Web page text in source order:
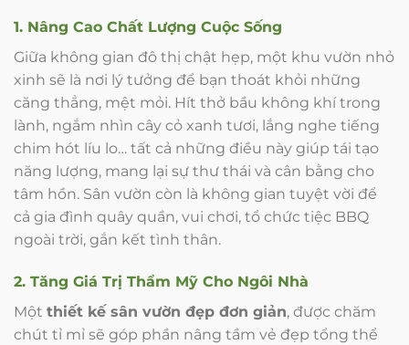
1. Nâng Cao Chất Lượng Cuộc Sống
Giữa không gian đô thị chật hẹp, một khu vườn nhỏ
xinh sẽ là nơi lý tưởng để bạn thoát khỏi những
căng thẳng, mệt mỏi. Hít thở bầu không khí trong
lành, ngắm nhìn cây cỏ xanh tươi, lắng nghe tiếng
chim hót líu lo… tất cả những điều này giúp tái tạo
năng lượng, mang lại sự thư thái và cân bằng cho
tâm hồn. Sân vườn còn là không gian tuyệt vời để
cả gia đình quây quần, vui chơi, tổ chức tiệc BBQ
ngoài trời, gắn kết tình thân.
2. Tăng Giá Trị Thẩm Mỹ Cho Ngôi Nhà
Một thiết kế sân vườn đẹp đơn giản, được chăm
chút tỉ mỉ sẽ góp phần nâng tầm vẻ đẹp tổng thể